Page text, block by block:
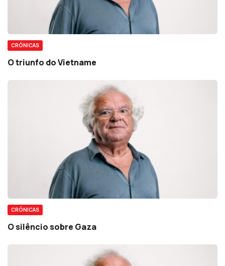
CRÓNICAS
O triunfo do Vietname
CRÓNICAS
O silêncio sobre Gaza